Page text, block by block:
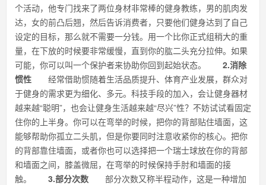
个活动，他专门找来了两位身材非常棒的健身教练，男的肌肉发
达，女的前凸后翘，然后告诉消费者，只要他们健身达到了自己
设定的目标，那么就不需要一分钱。用一个比你正式组稍大的重
量，在下放的时候要非常缓慢，直到你的肱二头充分拉伸。如果
可能，你可以叫一个保护者来协助你回到起始状态。 2.消除
惯性 经常借助惯随着生活品质提升、体育产业发展，群众对
于健身的需求更为细化、多元。科技手段的加入，会让健身器材
越来越“聪明”，也会让健身生活越来越“尽兴”性？不妨试试看固定
住你的上半身。你可以在弯举的时候，把你的背部贴住墙面，这
能够帮助你孤立二头肌，但是你要同时注意收紧你的核心。把你
的背部靠住墙面，或者你也可以选择把一个瑞士球放在你的背部
和墙面之间，膝盖微屈，在弯举的时候保持手肘和墙面的接
触。 3.部分次数 部分次数又称半程动作，这是一种增加